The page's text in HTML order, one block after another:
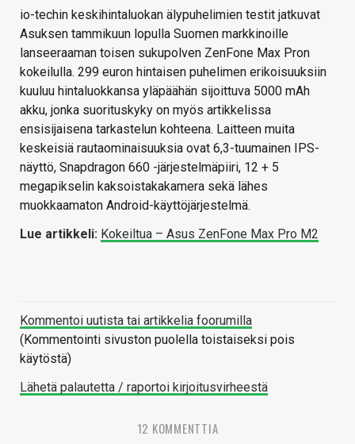
io-techin keskihintaluokan älypuhelimien testit jatkuvat
Asuksen tammikuun lopulla Suomen markkinoille
lanseeraaman toisen sukupolven ZenFone Max Pron
kokeilulla. 299 euron hintaisen puhelimen erikoisuuksiin
kuuluu hintaluokkansa yläpäähän sijoittuva 5000 mAh
akku, jonka suorituskyky on myös artikkelissa
ensisijaisena tarkastelun kohteena. Laitteen muita
keskeisiä rautaominaisuuksia ovat 6,3-tuumainen IPS-
näyttö, Snapdragon 660 -järjestelmäpiiri, 12 + 5
megapikselin kaksoistakakamera sekä lähes
muokkaamaton Android-käyttöjärjestelmä.
Lue artikkeli: Kokeiltua – Asus ZenFone Max Pro M2
Kommentoi uutista tai artikkelia foorumilla
(Kommentointi sivuston puolella toistaiseksi pois
käytöstä)
Lähetä palautetta / raportoi kirjoitusvirheestä
12 KOMMENTTIA